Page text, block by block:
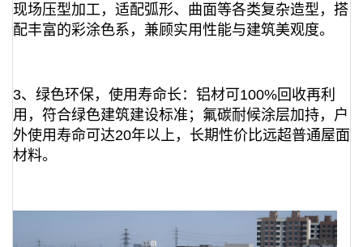
现场压型加工，适配弧形、曲面等各类复杂造型，搭
配丰富的彩涂色系，兼顾实用性能与建筑美观度。
3、绿色环保，使用寿命长：铝材可100%回收再利
用，符合绿色建筑建设标准；氟碳耐候涂层加持，户
外使用寿命可达20年以上，长期性价比远超普通屋面
材料。